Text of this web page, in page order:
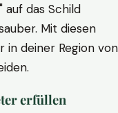
auf das Schild
Mit diesen
in deiner Region von
erfüllen